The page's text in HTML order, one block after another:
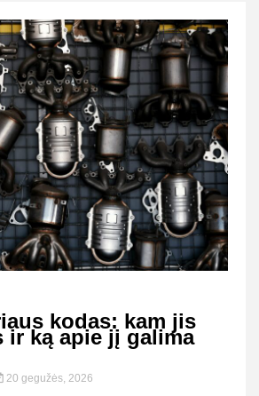
kodas: kam jis
ir ką apie jį galima
20 gegužės, 2026